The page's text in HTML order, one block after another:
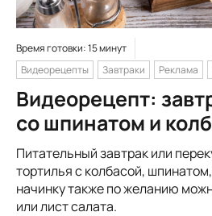
Время готовки: 15 минут
Видеорецепты
Завтраки Реклама
Видеорецепт:
со шпинатом и
Питательный завтрак или
тортилья с колбасой,
начинку также по желанию
или лист салата.